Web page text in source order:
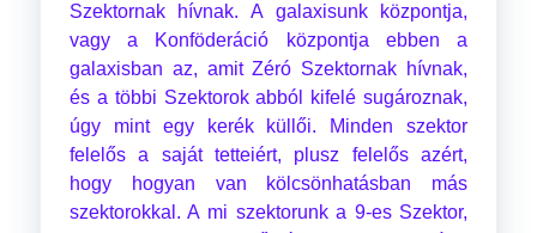
Szektornak hívnak. A galaxisunk központja,
vagy a Konföderáció központja ebben a
galaxisban az, amit Zéró Szektornak hívnak,
és a többi Szektorok abból kifelé sugároznak,
úgy mint egy kerék küllői. Minden szektor
felelős a saját tetteiért, plusz felelős azért,
hogy hogyan van kölcsönhatásban más
szektorokkal. A mi szektorunk a 9-es Szektor,